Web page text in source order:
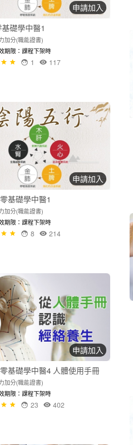
申請加入
礎學中醫1
加分(職能證書)
期限：課程下架時
117
1
申請加入
基礎學中醫1
加分(職能證書)
期限：課程下架時
214
8
申請加入
基礎學中醫4 人體使用手冊
加分(職能證書)
期限：課程下架時
402
23